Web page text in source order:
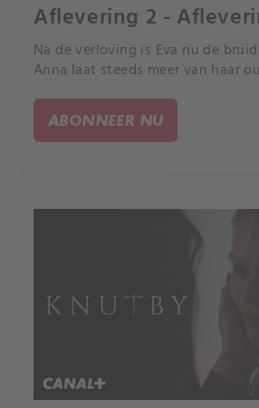
Aflevering 2 -
Na de verloving is Eva nu de
Anna laat steeds meer van haar
ABONNEER NU